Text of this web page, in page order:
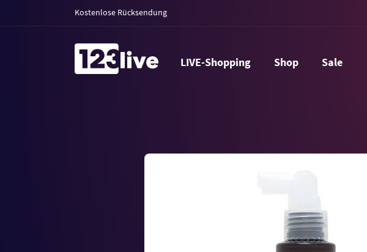
Kostenlose Rücksendung
LIVE-Shopping Shop Sale